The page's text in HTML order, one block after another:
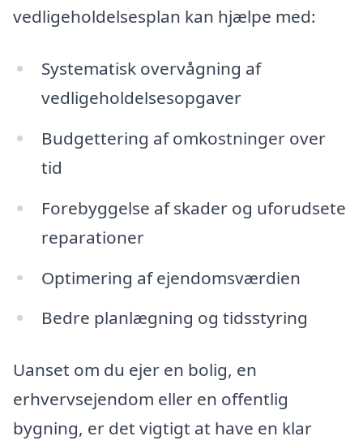
vedligeholdelsesplan kan hjælpe med:
Systematisk overvågning af
vedligeholdelsesopgaver
Budgettering af omkostninger over
tid
Forebyggelse af skader og uforudsete
reparationer
Optimering af ejendomsværdien
Bedre planlægning og tidsstyring
Uanset om du ejer en bolig, en
erhvervsejendom eller en offentlig
bygning, er det vigtigt at have en klar